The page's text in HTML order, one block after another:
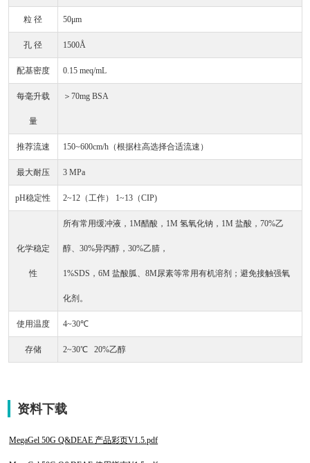
粒 径 50μm
孔 径 1500Å
配基密度 0.15 meq/mL
每毫升载
量
＞70mg BSA
推荐流速 150~600cm/h（根据柱高选择合适流速）
最大耐压 3 MPa
pH稳定性 2~12（工作） 1~13（CIP)
化学稳定
性
所有常用缓冲液，1M醋酸，1M 氢氧化钠，1M 盐酸，70%乙
醇、30%异丙醇，30%乙腈，
1%SDS，6M 盐酸胍、8M尿素等常用有机溶剂；避免接触强氧
化剂。
使用温度 4~30℃
存储 2~30℃ 20%乙醇
资料下载
MegaGel 50G Q&DEAE 产品彩页V1.5.pdf